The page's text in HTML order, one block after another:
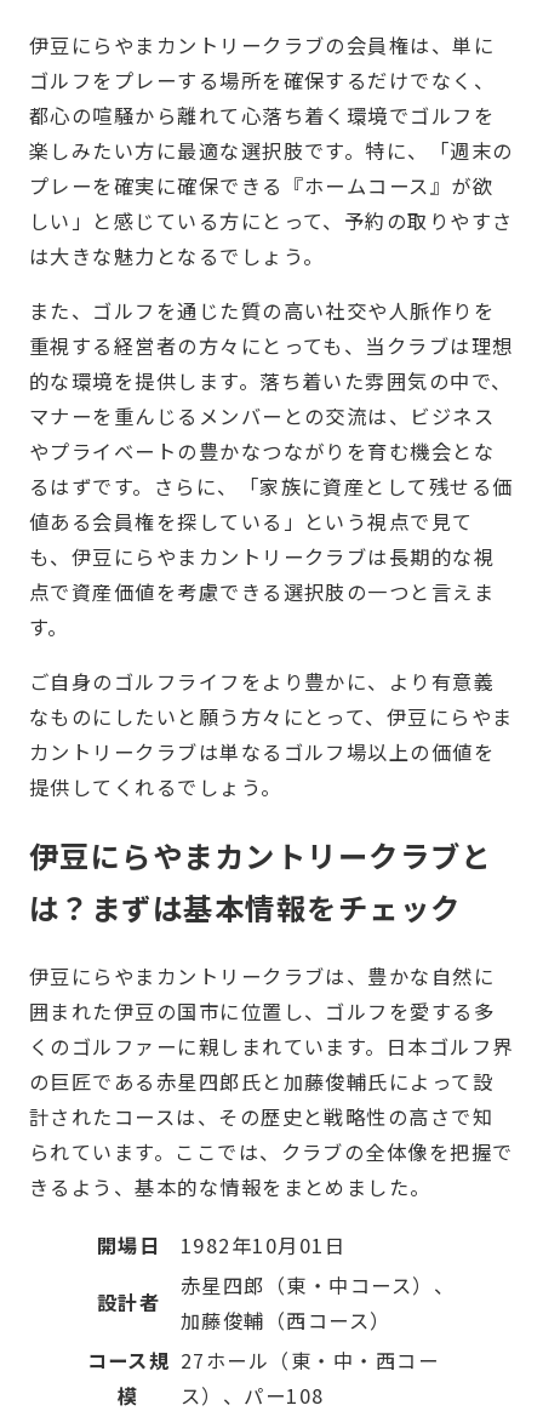
伊豆にらやまカントリークラブの会員権は、単に
ゴルフをプレーする場所を確保するだけでなく、
都心の喧騒から離れて心落ち着く環境でゴルフを
楽しみたい方に最適な選択肢です。特に、「週末の
プレーを確実に確保できる『ホームコース』が欲
しい」と感じている方にとって、予約の取りやすさ
は大きな魅力となるでしょう。
また、ゴルフを通じた質の高い社交や人脈作りを
重視する経営者の方々にとっても、当クラブは理想
的な環境を提供します。落ち着いた雰囲気の中で、
マナーを重んじるメンバーとの交流は、ビジネス
やプライベートの豊かなつながりを育む機会とな
るはずです。さらに、「家族に資産として残せる価
値ある会員権を探している」という視点で見て
も、伊豆にらやまカントリークラブは長期的な視
点で資産価値を考慮できる選択肢の一つと言えま
す。
ご自身のゴルフライフをより豊かに、より有意義
なものにしたいと願う方々にとって、伊豆にらやま
カントリークラブは単なるゴルフ場以上の価値を
提供してくれるでしょう。
伊豆にらやまカントリークラブと
は？まずは基本情報をチェック
伊豆にらやまカントリークラブは、豊かな自然に
囲まれた伊豆の国市に位置し、ゴルフを愛する多
くのゴルファーに親しまれています。日本ゴルフ界
の巨匠である赤星四郎氏と加藤俊輔氏によって設
計されたコースは、その歴史と戦略性の高さで知
られています。ここでは、クラブの全体像を把握で
きるよう、基本的な情報をまとめました。
開場日
1982年10月01日
設計者
赤星四郎（東・中コース）、
加藤俊輔（西コース）
コース規
模
27ホール（東・中・西コー
ス）、パー108